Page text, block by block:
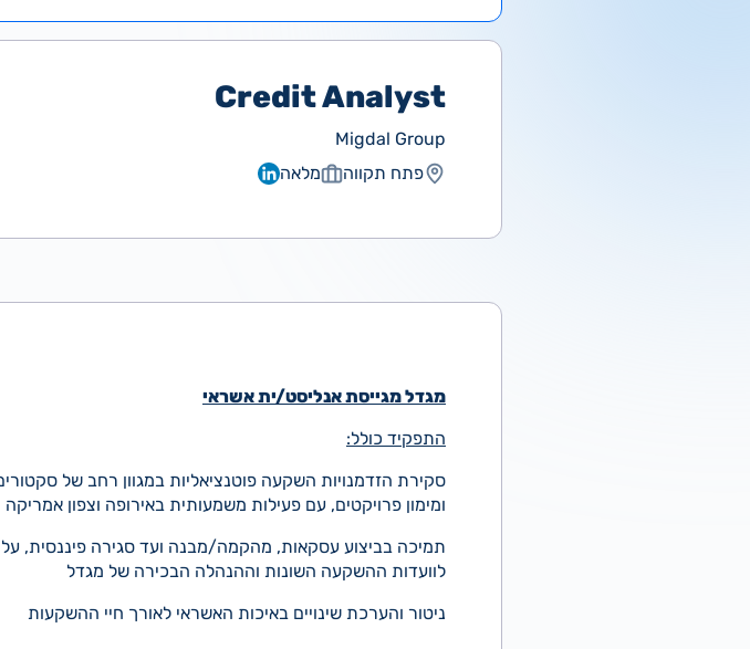
Credit Analyst
Migdal Group
פתח תקווה
מלאה
מגדל מגייסת אנליסט/ית אשראי
התפקיד כולל:
סקירת הזדמנויות השקעה פוטנציאליות במגוון רחב של
ומימון פרויקטים, עם פעילות משמעותית באירופה וצפון אמריקה
תמיכה בביצוע עסקאות, מהקמה/מבנה ועד סגירה פיננסית, על
לוועדות ההשקעה השונות וההנהלה הבכירה של מגדל
ניטור והערכת שינויים באיכות האשראי לאורך חיי ההשקעות